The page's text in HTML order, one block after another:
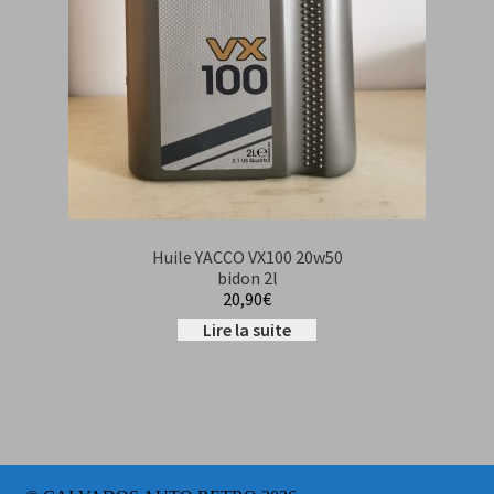
Huile YACCO VX100 20w50
bidon 2l
20,90€
Lire la suite